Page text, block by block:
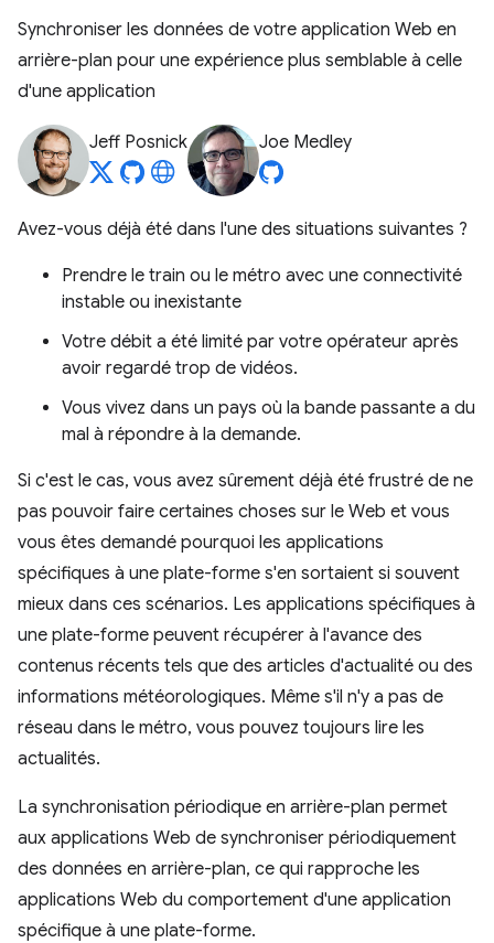
Synchroniser les données de votre application Web en
arrière-plan pour une expérience plus semblable à celle
d'une application
Jeff Posnick Joe Medley
Avez-vous déjà été dans l'une des situations suivantes ?
Prendre le train ou le métro avec une connectivité
instable ou inexistante
Votre débit a été limité par votre opérateur après
avoir regardé trop de vidéos.
Vous vivez dans un pays où la bande passante a du
mal à répondre à la demande.
Si c'est le cas, vous avez sûrement déjà été frustré de ne
pas pouvoir faire certaines choses sur le Web et vous
vous êtes demandé pourquoi les applications
spécifiques à une plate-forme s'en sortaient si souvent
mieux dans ces scénarios. Les applications spécifiques à
une plate-forme peuvent récupérer à l'avance des
contenus récents tels que des articles d'actualité ou des
informations météorologiques. Même s'il n'y a pas de
réseau dans le métro, vous pouvez toujours lire les
actualités.
La synchronisation périodique en arrière-plan permet
aux applications Web de synchroniser périodiquement
des données en arrière-plan, ce qui rapproche les
applications Web du comportement d'une application
spécifique à une plate-forme.